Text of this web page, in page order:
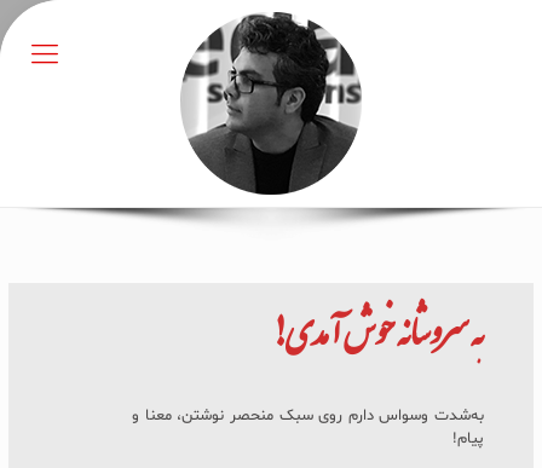
بهسروشانهخوش آمدی!
به‌شدت وسواس دارم روی سبک منحصر نوشتن، معنا و
پیام!